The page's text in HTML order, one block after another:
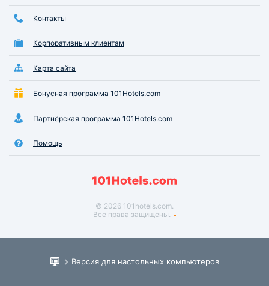
Контакты
Корпоративным клиентам
Карта сайта
Бонусная программа 101Hotels.com
Партнёрская программа 101Hotels.com
Помощь
© 2026 101hotels.com.
Все права защищены.
Версия для настольных компьютеров